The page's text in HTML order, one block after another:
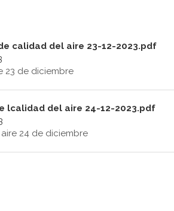
calidad del aire 23-12-2023.pdf
23 de diciembre
lcalidad del aire 24-12-2023.pdf
24 de diciembre